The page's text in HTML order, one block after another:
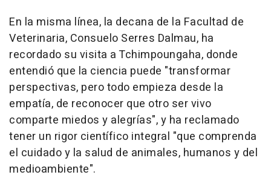
En la misma línea, la decana de la Facultad de
Veterinaria, Consuelo Serres Dalmau, ha
recordado su visita a Tchimpoungaha, donde
entendió que la ciencia puede "transformar
perspectivas, pero todo empieza desde la
empatía, de reconocer que otro ser vivo
comparte miedos y alegrías", y ha reclamado
tener un rigor científico integral "que comprenda
el cuidado y la salud de animales, humanos y del
medioambiente".